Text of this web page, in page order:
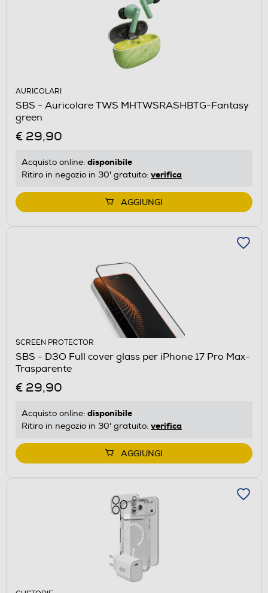
AURICOLARI
SBS - Auricolare TWS MHTWSRASHBTG-Fantasy
green
€ 29,90
Acquisto online: disponibile
Ritiro in negozio in 30' gratuito: verifica
AGGIUNGI
SCREEN PROTECTOR
SBS - D3O Full cover glass per iPhone 17 Pro Max-
Trasparente
€ 29,90
Acquisto online: disponibile
Ritiro in negozio in 30' gratuito: verifica
AGGIUNGI